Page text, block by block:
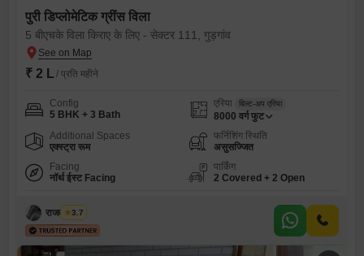
पुरी डिप्लोमेटिक ग्रींस विला
5 बीएचके विला किराए के लिए - सेक्टर 111, गुड़गांव
₹ 2 L / प्रति महीने
Config
5 BHK + 3 Bath
एरिया बिल्ट-अप एरिया
8000 वर्ग फुट
Additional Spaces
एक्स्ट्रा रूम
फर्निशिंग स्थिति
असुसज्जित
Facing
नॉर्थ ईस्ट Facing
पार्किंग
2 Covered + 2 Open
राजवीर सिंघ
3.7